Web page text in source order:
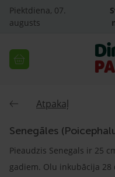
Piektdiena, 07.
augusts
Atpakaļ
Senegāles
Pieaudzis Senegals ir 25
gadiem. Olu inkubācija